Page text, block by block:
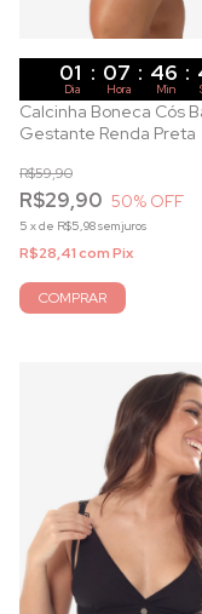
01 : 07 : 46 :
Dia Hora Min
Calcinha Boneca Cós
Gestante Renda Preta
R$29,90
R$59,90
50% OFF
5 xde R$5,98sem juros
R$28,41comPix
COMPRAR